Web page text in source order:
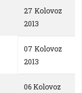
27 Kolovoz
2013
07 Kolovoz
2013
06 Kolovoz